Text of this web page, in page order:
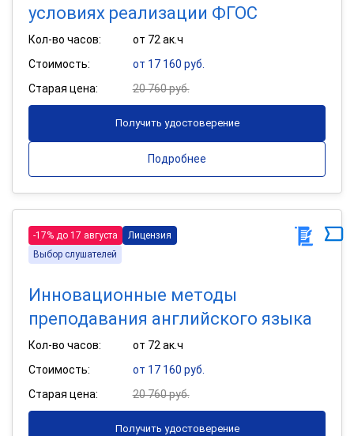
условиях реализации ФГОС
Кол-во часов:
от 72 ак.ч
Стоимость:
от 17 160 руб.
Старая цена:
20 760 руб.
Получить удостоверение
Подробнее
-17% до 17 августа
Лицензия
Выбор слушателей
Инновационные методы
преподавания английского языка
Кол-во часов:
от 72 ак.ч
Стоимость:
от 17 160 руб.
Старая цена:
20 760 руб.
Получить удостоверение